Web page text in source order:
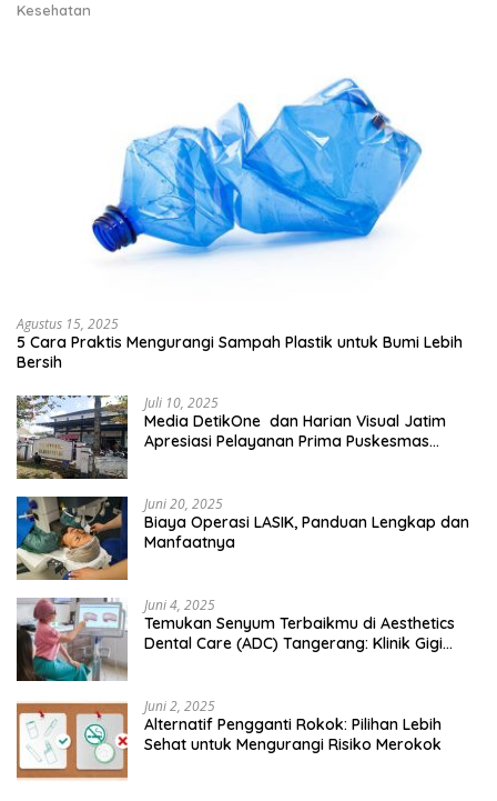
Kesehatan
Agustus 15, 2025
5 Cara Praktis Mengurangi Sampah Plastik untuk Bumi Lebih
Bersih
Juli 10, 2025
Media DetikOne dan Harian Visual Jatim
Apresiasi Pelayanan Prima Puskesmas
Juni 20, 2025
Biaya Operasi LASIK, Panduan Lengkap dan
Manfaatnya
Juni 4, 2025
Temukan Senyum Terbaikmu di Aesthetics
Dental Care (ADC) Tangerang: Klinik Gigi
Juni 2, 2025
Alternatif Pengganti Rokok: Pilihan Lebih
Sehat untuk Mengurangi Risiko Merokok